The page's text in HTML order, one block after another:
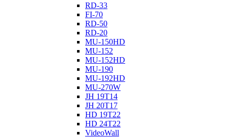
RD-33
FI-70
RD-50
RD-20
MU-150HD
MU-152
MU-152HD
MU-190
MU-192HD
MU-270W
JH 19T14
JH 20T17
HD 19T22
HD 24T22
VideoWall